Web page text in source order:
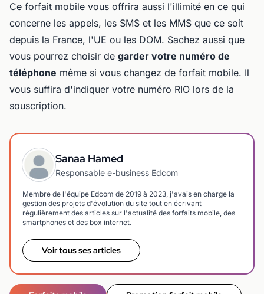
Ce forfait mobile vous offrira aussi l'illimité en ce qui
concerne les appels, les SMS et les MMS que ce soit
depuis la France, l'UE ou les DOM. Sachez aussi que
vous pourrez choisir de garder votre numéro de
téléphone même si vous changez de forfait mobile. Il
vous suffira d'indiquer votre numéro RIO lors de la
souscription.
Sanaa Hamed
Responsable e-business Edcom
Membre de l'équipe Edcom de 2019 à 2023, j'avais en charge la
gestion des projets d'évolution du site tout en écrivant
régulièrement des articles sur l'actualité des forfaits mobile, des
smartphones et des box internet.
Voir tous ses articles